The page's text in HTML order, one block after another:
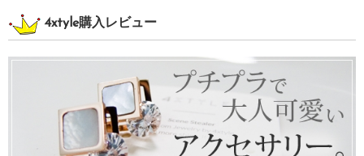
4xtyle購入レビュー